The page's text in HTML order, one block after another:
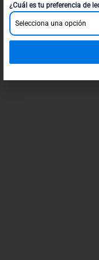
¿Cuál es tu preferencia de
Selecciona una opción